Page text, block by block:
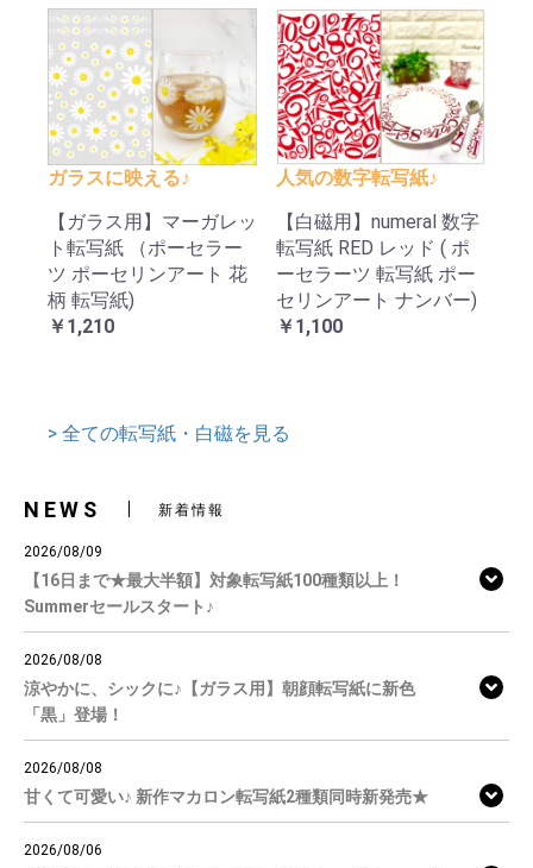
ガラスに映える♪
【ガラス用】マーガレッ
ト転写紙 （ポーセラー
ツ ポーセリンアート 花
柄 転写紙)
￥1,210
人気の数字転写紙♪
【白磁用】numeral 数字
転写紙 RED レッド ( ポ
ーセラーツ 転写紙 ポー
セリンアート ナンバー)
￥1,100
> 全ての転写紙・白磁を見る
NEWS 新着情報
2026/08/09
【16日まで★最大半額】対象転写紙100種類以上！
Summerセールスタート♪
2026/08/08
涼やかに、シックに♪【ガラス用】朝顔転写紙に新色
「黒」登場！
2026/08/08
甘くて可愛い♪ 新作マカロン転写紙2種類同時新発売★
2026/08/06